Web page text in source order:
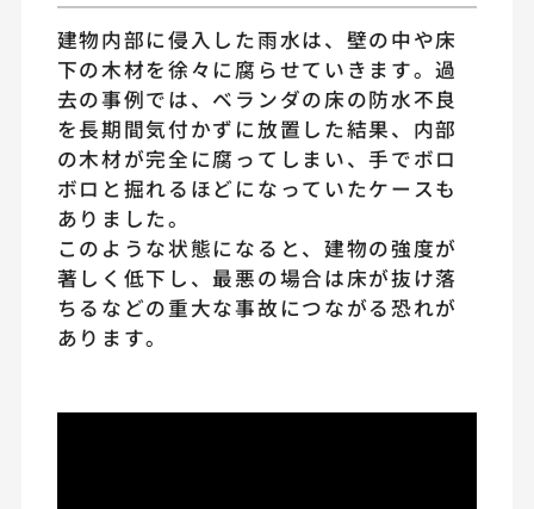
建物内部に侵入した雨水は、壁の中や床
下の木材を徐々に腐らせていきます。過
去の事例では、ベランダの床の防水不良
を長期間気付かずに放置した結果、内部
の木材が完全に腐ってしまい、手でボロ
ボロと掘れるほどになっていたケースも
ありました。
このような状態になると、建物の強度が
著しく低下し、最悪の場合は床が抜け落
ちるなどの重大な事故につながる恐れが
あります。